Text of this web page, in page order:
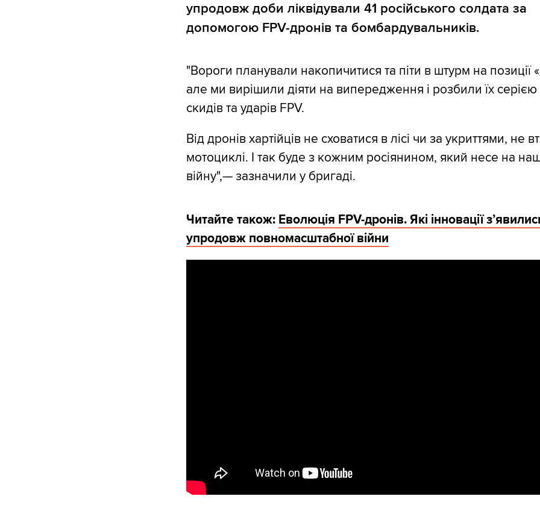
упродовж доби ліквідували 41 російського солдата за
допомогою FPV-дронів та бомбардувальників.
"Вороги планували накопичитися та піти в штурм на позиції
але ми вирішили діяти на випередження і розбили їх
скидів та ударів FPV.
Від дронів хартійців не сховатися в лісі чи за укриттями, не
мотоциклі. І так буде з кожним росіянином, який несе на
війну",— зазначили у бригаді.
Читайте також: Еволюція FPV-дронів. Які інновації
упродовж повномасштабної війни